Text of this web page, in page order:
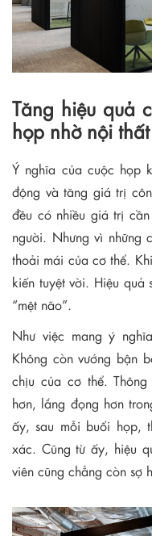
Tăng hiệu quả
họp nhờ nội
Ý nghĩa của cuộc họp
động và tăng giá trị
đều có nhiều giá trị
người. Nhưng vì những
thoải mái của cơ thể.
kiến tuyệt vời. Hiệu
“mệt não”.
Như việc mang ý
Không còn vướng bận
chịu của cơ thể.
hơn, lắng đọng hơn
ấy, sau mỗi buổi họp,
xác. Cũng từ ấy, hiệu
viên cũng chẳng còn sợ